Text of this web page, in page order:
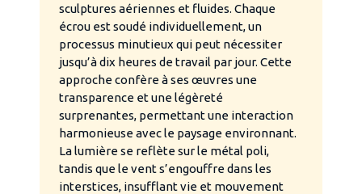
sculptures aériennes et fluides. Chaque
écrou est soudé individuellement, un
processus minutieux qui peut nécessiter
jusqu’à dix heures de travail par jour. Cette
approche confère à ses œuvres une
transparence et une légèreté
surprenantes, permettant une interaction
harmonieuse avec le paysage environnant.
La lumière se reflète sur le métal poli,
tandis que le vent s’engouffre dans les
interstices, insufflant vie et mouvement